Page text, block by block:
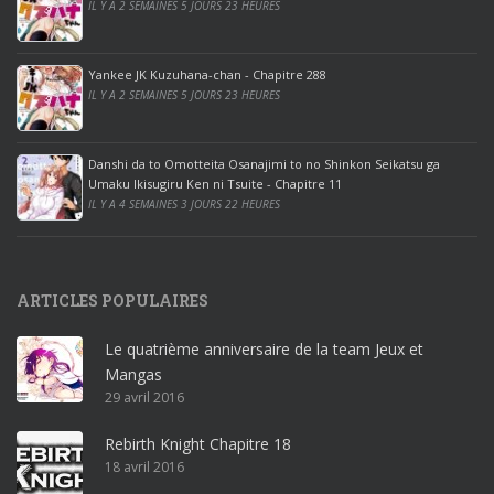
o
o
ff
i
c
e
2
0
1
r
o
ff
i
c
e
3
IL Y A 2 SEMAINES 5 JOURS 23 HEURES
Yankee JK Kuzuhana-chan - Chapitre 288
IL Y A 2 SEMAINES 5 JOURS 23 HEURES
Danshi da to Omotteita Osanajimi to no Shinkon Seikatsu ga
Umaku Ikisugiru Ken ni Tsuite - Chapitre 11
IL Y A 4 SEMAINES 3 JOURS 22 HEURES
ARTICLES POPULAIRES
Le quatrième anniversaire de la team Jeux et
Mangas
29 avril 2016
Rebirth Knight Chapitre 18
18 avril 2016